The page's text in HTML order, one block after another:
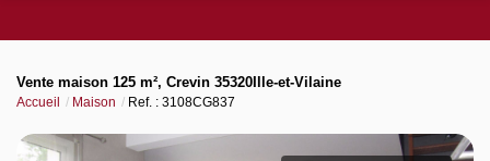
Vente maison 125 m², Crevin 35320Ille-et-Vilaine
Accueil Maison Ref. : 3108CG837